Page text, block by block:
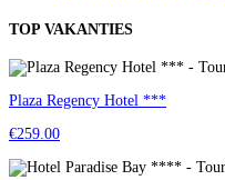
TOP VAKANTIES
Plaza Regency Hotel ***
€259.00